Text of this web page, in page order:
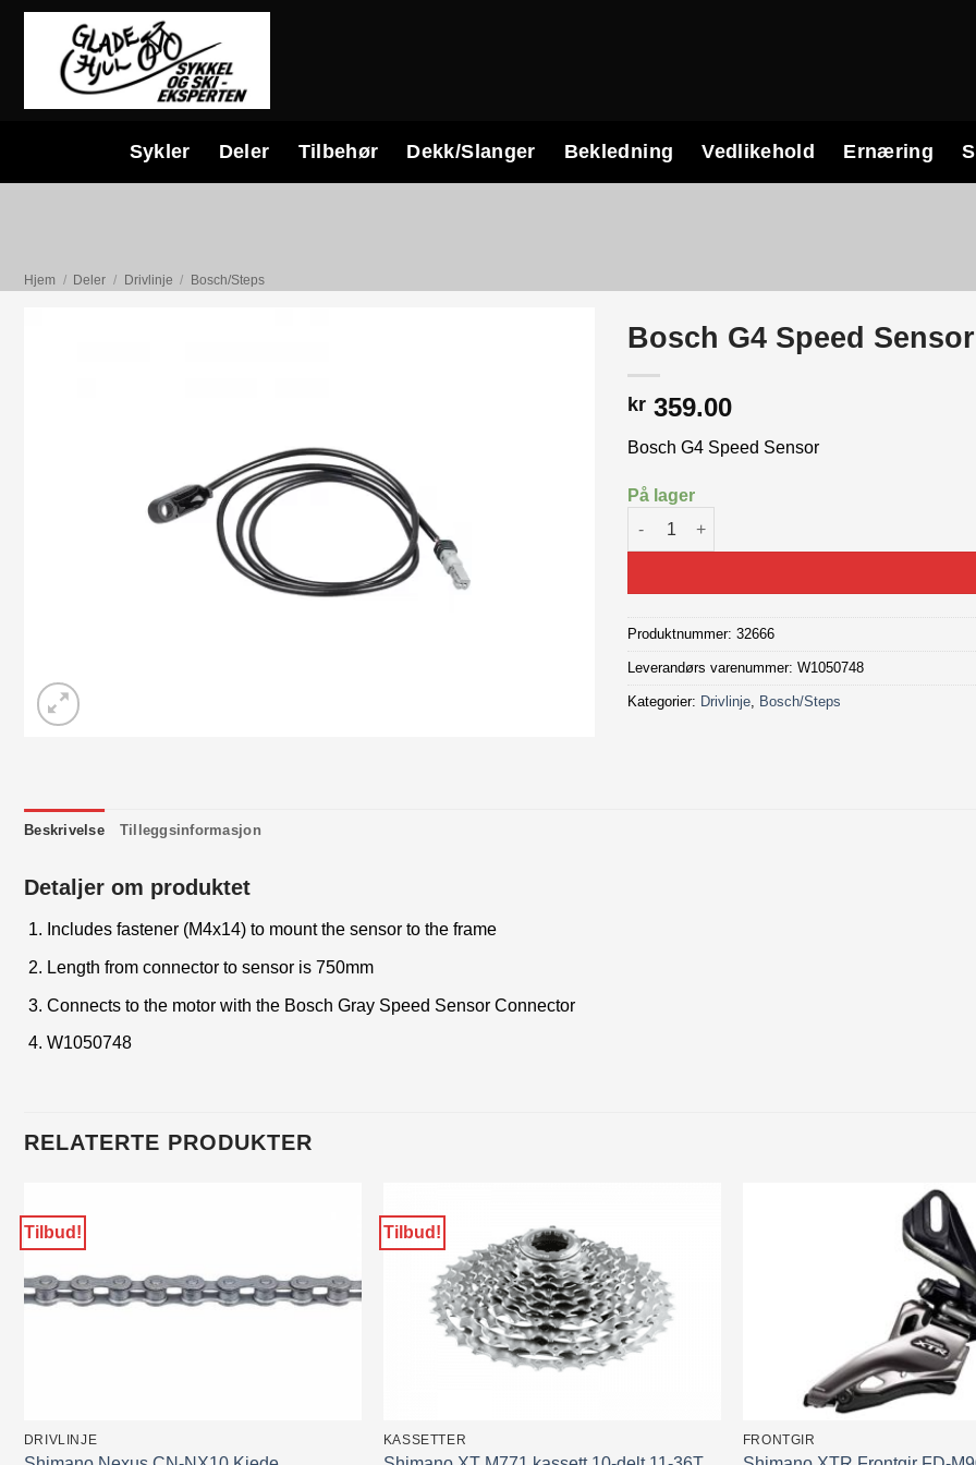
Skip
Sykler Deler Tilbehør Dekk/Slanger Bekledning Vedlikehold Ernæring
Hjem / Deler / Drivlinje / Bosch/Steps
Bosch G4 Speed Sensor
kr 359.00
Bosch G4 Speed Sensor
På lager
Bosch G4 Speed Sensor antall
Produktnummer:32666
Leverandørs varenummer: W1050748
Kategorier: Drivlinje, Bosch/Steps
Beskrivelse Tilleggsinformasjon
Detaljer om produktet
Includes fastener (M4x14) to mount the sensor to the frame
Length from connector to sensor is 750mm
Connects to the motor with the Bosch Gray Speed Sensor Connector
W1050748
RELATERTE PRODUKTER
Tilbud!
DRIVLINJE
Tilbud!
KASSETTER FRONTGIR